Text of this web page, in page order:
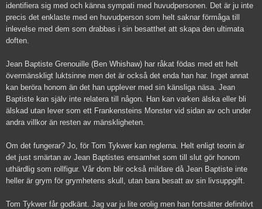
identifiera sig med och känna sympati med huvudpersonen. Det är ju inte
precis det enklaste med en huvudperson som helt saknar förmåga till
inlevelse med dem som drabbas i sin besatthet att skapa den ultimata
doften.
Jean Baptiste Grenouille (Ben Whishaw) har råkat födas med ett helt
övermänskligt luktsinne men det är också det enda han har. Inget annat
kan beröra honom än det han upplever med sin känsliga näsa. Jean
Baptiste kan själv inte relatera till någon. Han kan varken älska eller bli
älskad utan lever som ett Frankensteins Monster vid sidan av och under
andra villkor än resten av mänskligheten.
Om det fungerar? Jo, för Tom Tykwer kan reglerna. Helt enligt teorin är
det just smärtan av Jean Baptistes ensamhet som till slut gör honom
uthärdlig som rollfigur. Vår dom blir också mildare då Jean Baptiste inte
heller är grym för grymhetens skull, utan bara besatt av sin livsuppgift.
Tom Tykwer får godkänt. Jag var ju lite orolig men han fortsätter definitivt